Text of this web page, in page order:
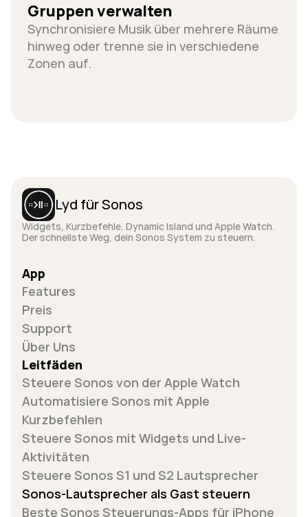
Gruppen verwalten
Synchronisiere Musik über mehrere Räume
hinweg oder trenne sie in verschiedene
Zonen auf.
Lyd für Sonos
Widgets, Kurzbefehle, Dynamic Island und Apple Watch.
Der schnellste Weg, dein Sonos System zu steuern.
App
Features
Preis
Support
Über Uns
Leitfäden
Steuere Sonos von der Apple Watch
Automatisiere Sonos mit Apple
Kurzbefehlen
Steuere Sonos mit Widgets und Live-
Aktivitäten
Steuere Sonos S1 und S2 Lautsprecher
Sonos-Lautsprecher als Gast steuern
Beste Sonos Steuerungs-Apps für iPhone